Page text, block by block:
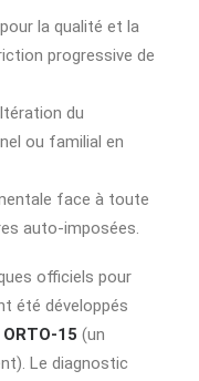
la qualité et la
progressive de
du
ou familial en
face à toute
auto-imposées.
officiels pour
été développés
ORTO-15 (un
Le diagnostic